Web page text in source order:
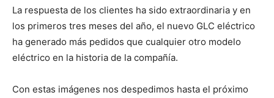
La respuesta de los clientes ha sido extraordinaria y en
los primeros tres meses del año, el nuevo GLC eléctrico
ha generado más pedidos que cualquier otro modelo
eléctrico en la historia de la compañía.
Con estas imágenes nos despedimos hasta el próximo